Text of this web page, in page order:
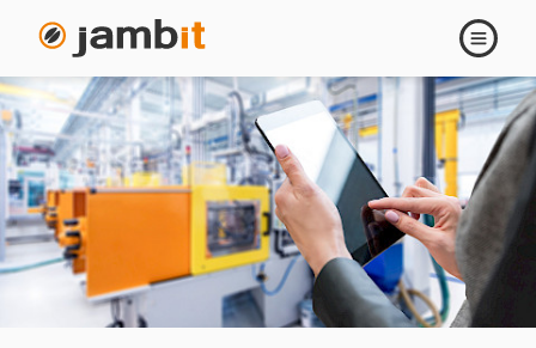
Digitale
Serviceplattform
mit
der
Hoffmann
Group
öffnen